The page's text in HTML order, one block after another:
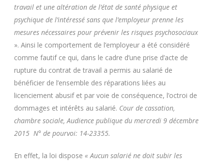
travail et une altération de l’état de santé physique et
psychique de l’intéressé sans que l’employeur prenne les
mesures nécessaires pour prévenir les risques psychosociaux
». Ainsi le comportement de l’employeur a été considéré
comme fautif ce qui, dans le cadre d’une prise d’acte de
rupture du contrat de travail a permis au salarié de
bénéficier de l’ensemble des réparations liées au
licenciement abusif et par voie de conséquence, l’octroi de
dommages et intérêts au salarié. Cour de cassation,
chambre sociale, Audience publique du mercredi 9 décembre
2015 N° de pourvoi: 14-23355.
En effet, la loi dispose « Aucun salarié ne doit subir les